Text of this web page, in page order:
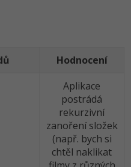
Hodnocení
Aplikace
postrádá
rekurzivní
zanoření složek
(např. bych si
chtěl naklikat